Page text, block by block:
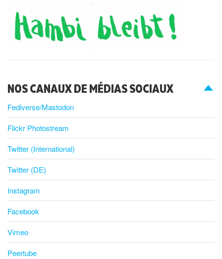
NOS CANAUX DE MÉDIAS SOCIAUX
Fediverse/Mastodon
Flickr Photostream
Twitter (International)
Twitter (DE)
Instagram
Facebook
Vimeo
Peertube